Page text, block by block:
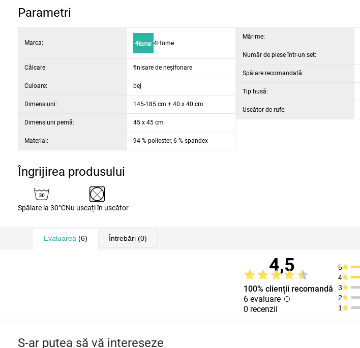
Parametri
Marca: 4Home
Călcare: finisare de neșifonare
Culoare: bej
Dimensiuni: 145-185 cm + 40 x 40 cm
Dimensiuni pernă: 45 x 45 cm
Material: 94 % poliester, 6 % spandex
Mărime:
Număr de piese într-un set:
Spălare recomandată:
Tip husă:
Uscător de rufe:
Îngrijirea produsului
Spălare la 30°CNu uscați în uscător
Evaluarea (6) Întrebări (0)
4,5
100% clienţii recomandă
6 evaluare
0 recenzii
5
4
3
2
1
S-ar putea să vă intereseze